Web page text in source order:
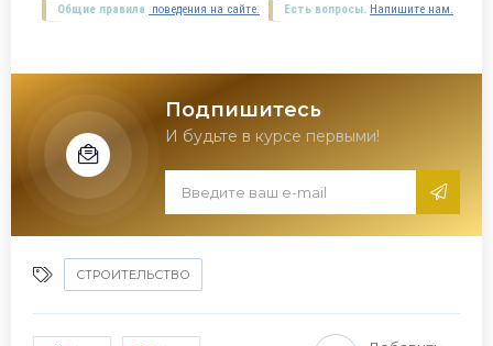
Есть вопросы. Напишите нам.
Общие правила поведения на сайте.
Подпишитесь
И будьте в курсе первыми!
СТРОИТЕЛЬСТВО